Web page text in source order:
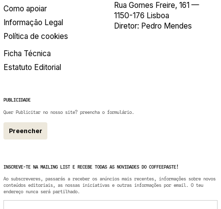
Como apoiar
Informação Legal
Política de cookies
Ficha Técnica
Estatuto Editorial
Rua Gomes Freire, 161 —
1150-176 Lisboa
Diretor: Pedro Mendes
PUBLICIDADE
Quer Publicitar no nosso site? preencha o formulário.
Preencher
INSCREVE-TE NA MAILING LIST E RECEBE TODAS AS NOVIDADES DO COFFEEPASTE!
Ao subscreveres, passarás a receber os anúncios mais recentes, informações sobre novos
conteúdos editoriais, as nossas iniciativas e outras informações por email. O teu
endereço nunca será partilhado.